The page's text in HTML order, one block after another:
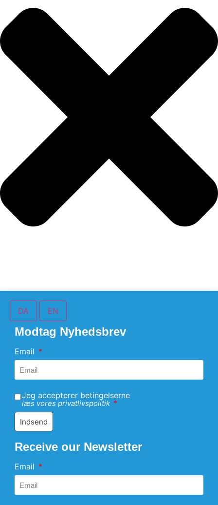
DA EN
Modtag Nyhedsbrev
Email
Jeg accepterer betingelserne
læs vores privatlivspolitik
Indsend
Receive our Newsletter
Email